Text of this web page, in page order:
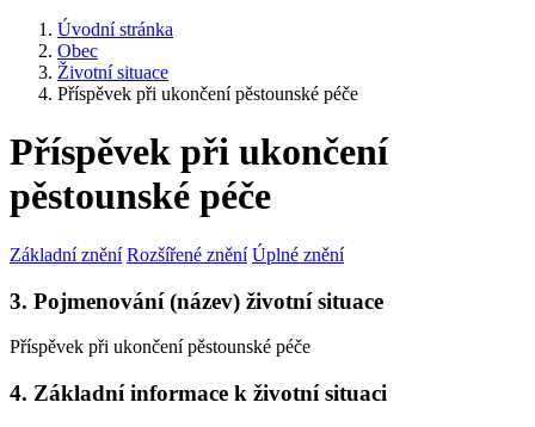
Úvodní stránka
Obec
Životní situace
Příspěvek při ukončení pěstounské péče
Příspěvek při ukončení
pěstounské péče
Základní znění Rozšířené znění Úplné znění
3. Pojmenování (název) životní situace
Příspěvek při ukončení pěstounské péče
4. Základní informace k životní situaci